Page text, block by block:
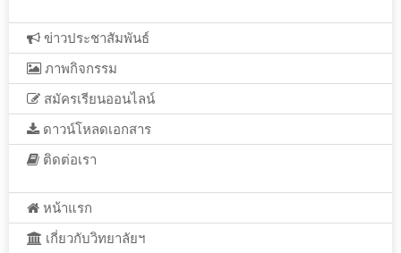
ข่าวประชาสัมพันธ์
ภาพกิจกรรม
สมัครเรียนออนไลน์
ดาวน์โหลดเอกสาร
ติดต่อเรา
หน้าแรก
เกี่ยวกับวิทยาลัยฯ